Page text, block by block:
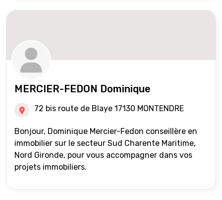
MERCIER-FEDON Dominique
72 bis route de Blaye 17130 MONTENDRE
Bonjour, Dominique Mercier-Fedon conseillère en
immobilier sur le secteur Sud Charente Maritime,
Nord Gironde, pour vous accompagner dans vos
projets immobiliers.